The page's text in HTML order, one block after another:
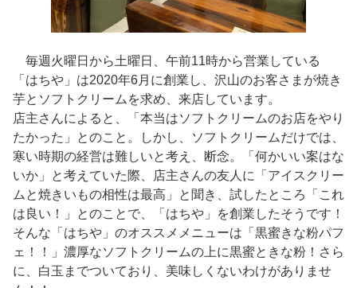
毎週火曜日から土曜日、午前11時から営業している
「はちや」は2020年6月に創業し、沢山のお客さまが焼き
芋とソフトクリームを求め、来店しています。
店主さんによると、「本当はソフトクリームのお店をやり
たかった」とのこと。しかし、ソフトクリームだけでは、
寒い時期の経営は難しいと考え、断念。「何かいい案はな
いか」と考えていた際、店主さんの友人に「アイスクリー
ムと焼きいもの相性は最高」と聞き、試したところ「これ
は良い！」とのことで、「はちや」を創業したそうです！
そんな「はちや」のオススメメニューは「黒蜜きな粉パフ
ェ！！」濃厚なソフトクリームの上に黒蜜ときな粉！さら
に、白玉までついており、美味しくないわけがありませ